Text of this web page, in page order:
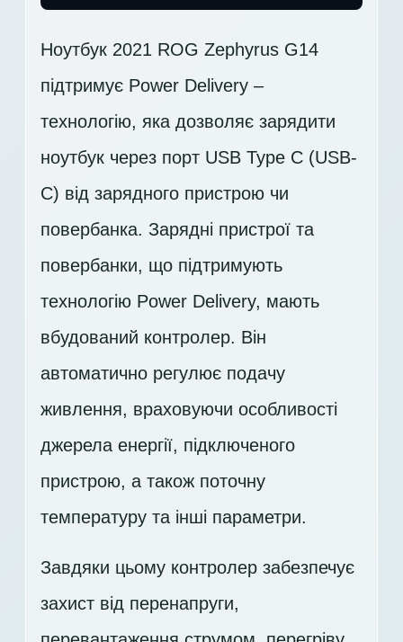
Ноутбук 2021 ROG Zephyrus G14
підтримує Power Delivery –
технологію, яка дозволяє зарядити
ноутбук через порт USB Type C (USB-
C) від зарядного пристрою чи
повербанка. Зарядні пристрої та
повербанки, що підтримують
технологію Power Delivery, мають
вбудований контролер. Він
автоматично регулює подачу
живлення, враховуючи особливості
джерела енергії, підключеного
пристрою, а також поточну
температуру та інші параметри.
Завдяки цьому контролер забезпечує
захист від перенапруги,